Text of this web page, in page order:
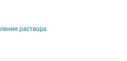
раствора